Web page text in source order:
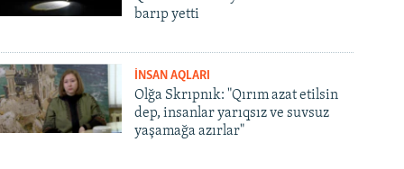
barıp yetti
İNSAN AQLARI
Olğa Skrıpnık: "Qırım azat etilsin
dep, insanlar yarıqsız ve suvsuz
yaşamağa azırlar"